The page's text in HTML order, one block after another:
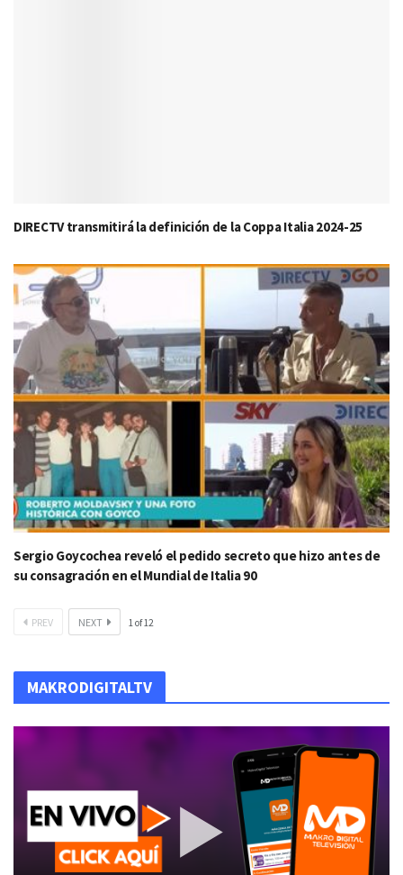
DIRECTV transmitirá la definición de la Coppa Italia 2024-25
Sergio Goycochea reveló el pedido secreto que hizo antes de
su consagración en el Mundial de Italia 90
PREV NEXT 1of12
MAKRODIGITALTV